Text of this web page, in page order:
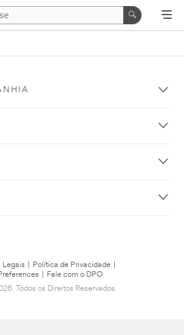
Legais Política de Privacidade
Fale com o DPO
Todos os Direitos Reservados.